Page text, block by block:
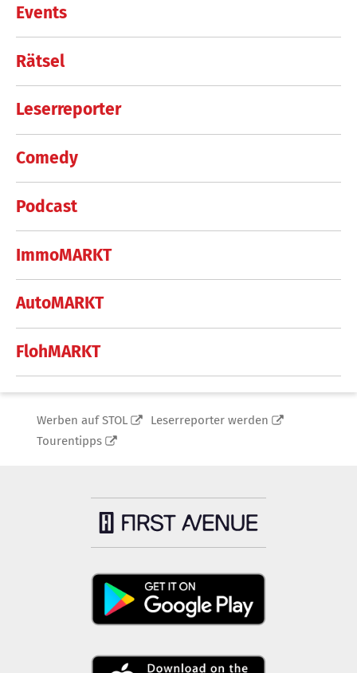
Events
Rätsel
Leserreporter
Comedy
Podcast
ImmoMARKT
AutoMARKT
FlohMARKT
Werben auf STOL
Leserreporter werden
Tourentipps